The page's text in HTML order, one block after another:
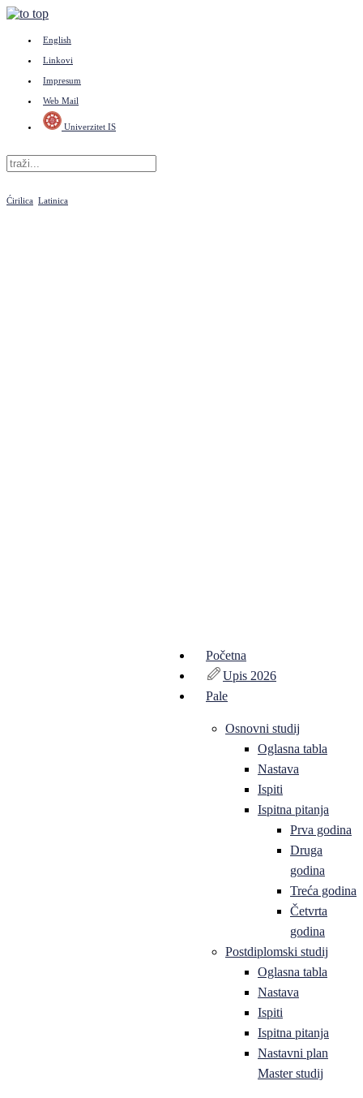
English
Linkovi
Impresum
Web Mail
Univerzitet IS
Ćirilica Latinica
Početna
Upis 2026
Pale
Osnovni studij
Oglasna tabla
Nastava
Ispiti
Ispitna pitanja
Prva godina
Druga
godina
Treća godina
Četvrta
godina
Postdiplomski studij
Oglasna tabla
Nastava
Ispiti
Ispitna pitanja
Nastavni plan
Master studij